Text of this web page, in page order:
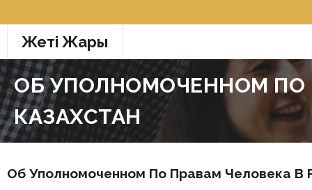
к
содержимому
Жетi Жарғы
ОБ УПОЛНОМОЧЕННОМ ПО
КАЗАХСТАН
Об Уполномоченном По Правам Человека В